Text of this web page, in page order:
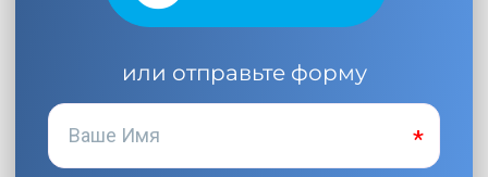
или отправьте форму